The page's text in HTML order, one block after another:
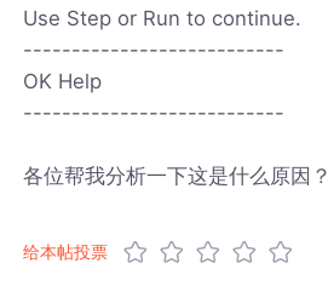
Use Step or Run to continue.
---------------------------
OK Help
---------------------------
各位帮我分析一下这是什么原因？
给本帖投票